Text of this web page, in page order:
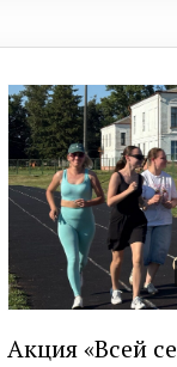
Акция «Всей